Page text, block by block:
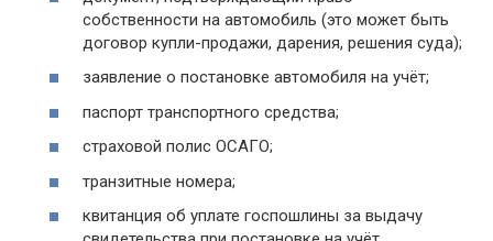
собственности на автомобиль (это может быть
договор купли-продажи, дарения, решения суда);
заявление о постановке автомобиля на учёт;
паспорт транспортного средства;
страховой полис ОСАГО;
транзитные номера;
квитанция об уплате госпошлины за выдачу